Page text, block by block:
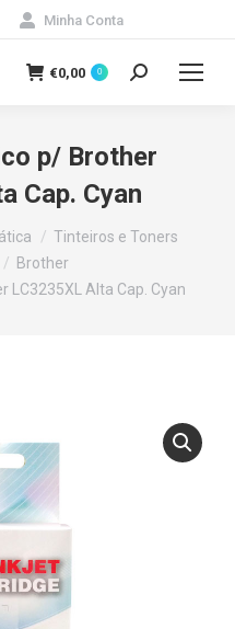
Minha Conta
€0,00 0 Search:
p/ Brother
Cap. Cyan
Tinteiros e Toners
Brother
LC3235XL Alta Cap. Cyan